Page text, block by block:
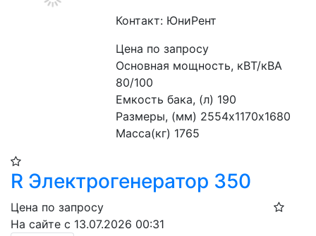
Контакт: ЮниРент
Цена по запросу
Основная мощность, кВТ/кВА
80/100
Емкость бака, (л) 190
Размеры, (мм) 2554х1170х1680
Масса(кг) 1765
R Электрогенератор 350
Цена по запросу
На сайте с 13.07.2026 00:31